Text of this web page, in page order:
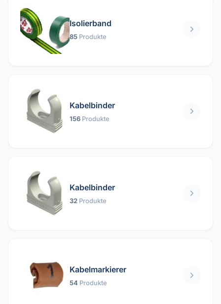
Isolierband
85 Produkte
Kabelbinder
156 Produkte
Kabelbinder
32 Produkte
Kabelmarkierer
54 Produkte